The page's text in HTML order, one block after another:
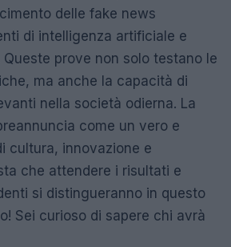
delle fake news
di intelligenza artificiale e
prove non solo testano le
ma anche la capacità di
nella società odierna. La
come un vero e
cultura, innovazione e
che attendere i risultati e
si distingueranno in questo
Sei curioso di sapere chi avrà